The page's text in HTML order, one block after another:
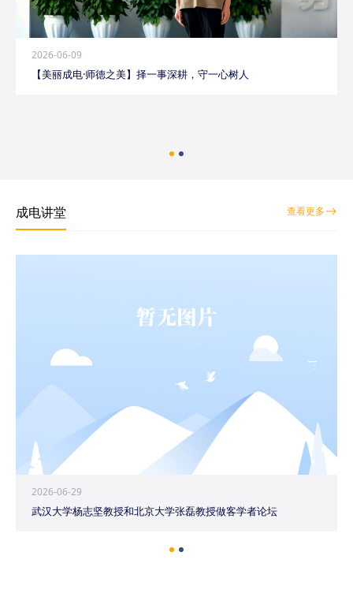
2026-06-09
【美丽成电·师德之美】择一事深耕，守一心树人
成电讲堂 查看更多
2026-06-29
武汉大学杨志坚教授和北京大学张磊教授做客学者论坛